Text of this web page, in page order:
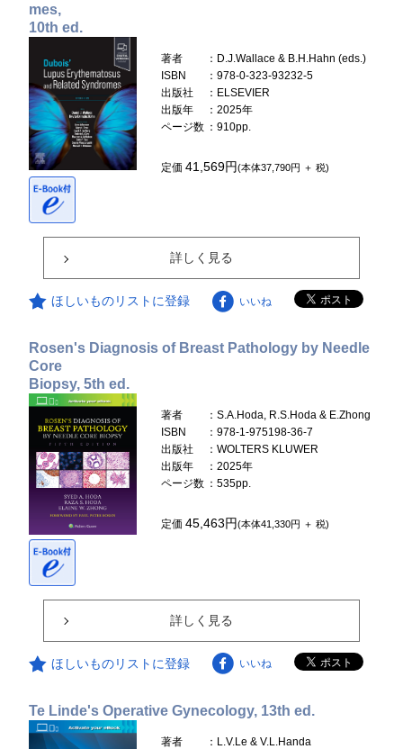
mes,
10th ed.
著者
：D.J.Wallace & B.H.Hahn (eds.)
ISBN
：978-0-323-93232-5
出版社
：ELSEVIER
出版年
：2025年
ページ数 ：910pp.
定価41,569円(本体37,790円 ＋ 税)
詳しく見る
ほしいものリストに登録 いいね
Rosen's Diagnosis of Breast Pathology by Needle
Core
Biopsy, 5th ed.
著者
：S.A.Hoda, R.S.Hoda & E.Zhong
ISBN
：978-1-975198-36-7
出版社
：WOLTERS KLUWER
出版年
：2025年
ページ数 ：535pp.
定価45,463円(本体41,330円 ＋ 税)
詳しく見る
ほしいものリストに登録 いいね
Te Linde's Operative Gynecology, 13th ed.
著者
：L.V.Le & V.L.Handa